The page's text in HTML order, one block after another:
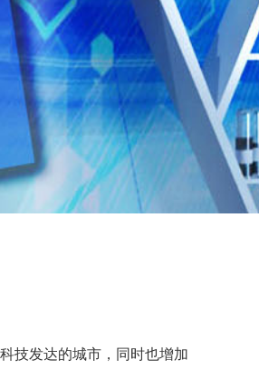
技发达的城市，同时也增加